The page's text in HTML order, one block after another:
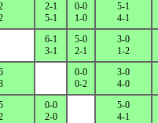
2-1
5-1
0-0
1-0
5-1
4-1
6-1
3-1
5-0
2-1
3-0
1-2
0-0
0-2
3-0
4-0
0-0
2-0
5-0
4-1